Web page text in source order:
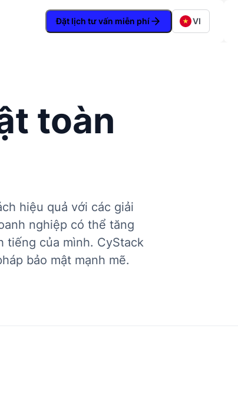
Đặt lịch tư vấn miễn phí VI
toàn
hiệu quả với các giải
nghiệp có thể tăng
tiếng của mình. CyStack
bảo mật mạnh mẽ.